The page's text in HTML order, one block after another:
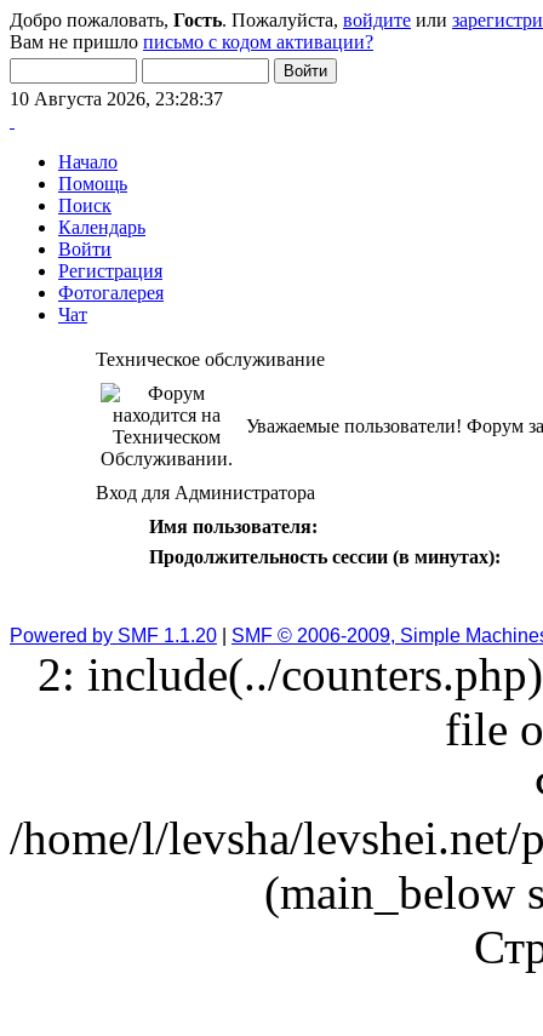
Добро пожаловать, Гость. Пожалуйста, войдите или
Вам не пришло письмо с кодом активации?
10 Августа 2026, 23:28:37
Начало
Помощь
Поиск
Календарь
Войти
Регистрация
Фотогалерея
Чат
Техническое обслуживание
Уважаемые пользователи! Форум
Вход для Администратора
Имя пользователя:
Продолжительность сессии (в минутах):
Powered by SMF 1.1.20 SMF © 2006-2009, Simple
2: include(../
file
/home/l/levsha/
(main_below